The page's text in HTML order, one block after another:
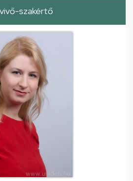
szakértő